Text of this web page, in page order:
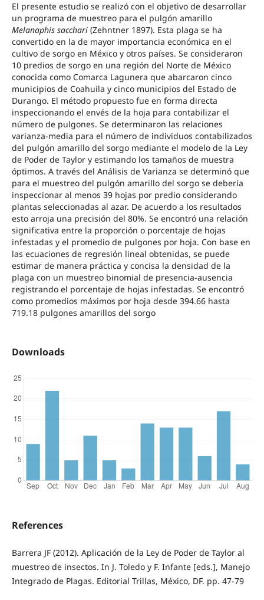
El presente estudio se realizó con el objetivo de desarrollar
un programa de muestreo para el pulgón amarillo
Melanaphis sacchari(Zehntner 1897). Esta plaga se ha
convertido en la de mayor importancia económica en el
cultivo de sorgo en México y otros países. Se consideraron
10 predios de sorgo en una región del Norte de México
conocida como Comarca Lagunera que abarcaron cinco
municipios de Coahuila y cinco municipios del Estado de
Durango. El método propuesto fue en forma directa
inspeccionando el envés de la hoja para contabilizar el
número de pulgones. Se determinaron las relaciones
varianza-media para el número de individuos contabilizados
del pulgón amarillo del sorgo mediante el modelo de la Ley
de Poder de Taylor y estimando los tamaños de muestra
óptimos. A través del Análisis de Varianza se determinó que
para el muestreo del pulgón amarillo del sorgo se debería
inspeccionar al menos 39 hojas por predio considerando
plantas seleccionadas al azar. De acuerdo a los resultados
esto arroja una precisión del 80%. Se encontró una relación
significativa entre la proporción o porcentaje de hojas
infestadas y el promedio de pulgones por hoja. Con base en
las ecuaciones de regresión lineal obtenidas, se puede
estimar de manera práctica y concisa la densidad de la
plaga con un muestreo binomial de presencia-ausencia
registrando el porcentaje de hojas infestadas. Se encontró
como promedios máximos por hoja desde 394.66 hasta
719.18 pulgones amarillos del sorgo
Downloads
References
Barrera JF (2012). Aplicación de la Ley de Poder de Taylor al
muestreo de insectos. In J. Toledo y F. Infante [eds.], Manejo
Integrado de Plagas. Editorial Trillas, México, DF. pp. 47-79